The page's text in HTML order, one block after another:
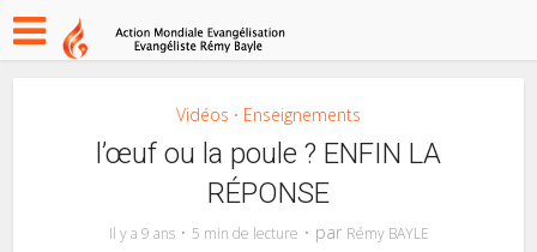
Vidéos • Enseignements
l’œuf ou la poule ? ENFIN LA
RÉPONSE
Il y a 9 ans 5 min de lecture par Rémy BAYLE